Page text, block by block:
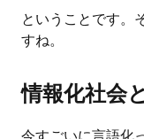
ということです。
すね。
情報化社会